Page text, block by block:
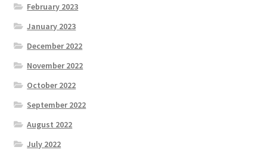
February 2023
January 2023
December 2022
November 2022
October 2022
September 2022
August 2022
July 2022